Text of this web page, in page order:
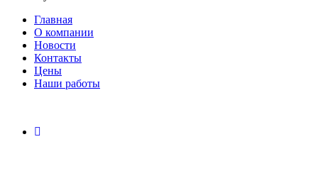
Главная
О компании
Новости
Контакты
Цены
Наши работы